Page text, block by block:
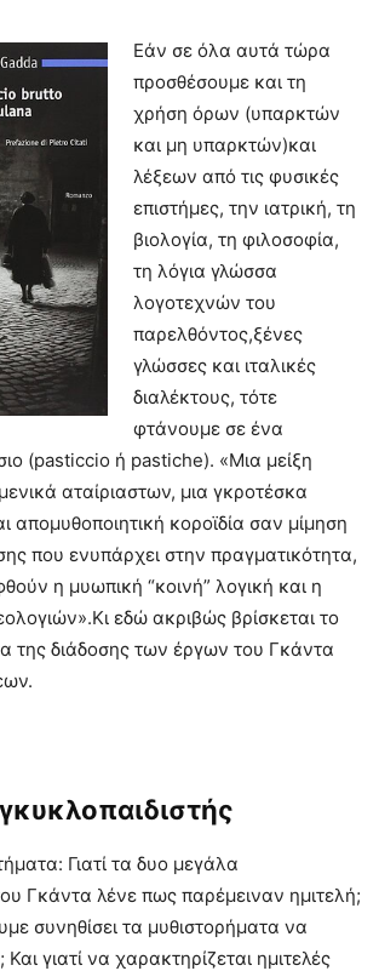
Εάν σε όλα αυτά τώρα
προσθέσουμε και τη
χρήση όρων (υπαρκτών
και μη υπαρκτών)και
λέξεων από τις φυσικές
επιστήμες, την ιατρική, τη
βιολογία, τη φιλοσοφία,
τη λόγια γλώσσα
λογοτεχνών του
παρελθόντος,ξένες
γλώσσες και ιταλικές
διαλέκτους, τότε
φτάνουμε σε ένα
(pasticcio ή pastiche). «Μια μείξη
αταίριαστων, μια γκροτέσκα
απομυθοποιητική κοροϊδία σαν μίμηση
που ενυπάρχει στην πραγματικότητα,
η μυωπική “κοινή” λογική και η
εδώ ακριβώς βρίσκεται το
της διάδοσης των έργων του Γκάντα
Γιατί τα δυο μεγάλα
Γκάντα λένε πως παρέμειναν ημιτελή;
συνηθίσει τα μυθιστορήματα να
γιατί να χαρακτηρίζεται ημιτελές